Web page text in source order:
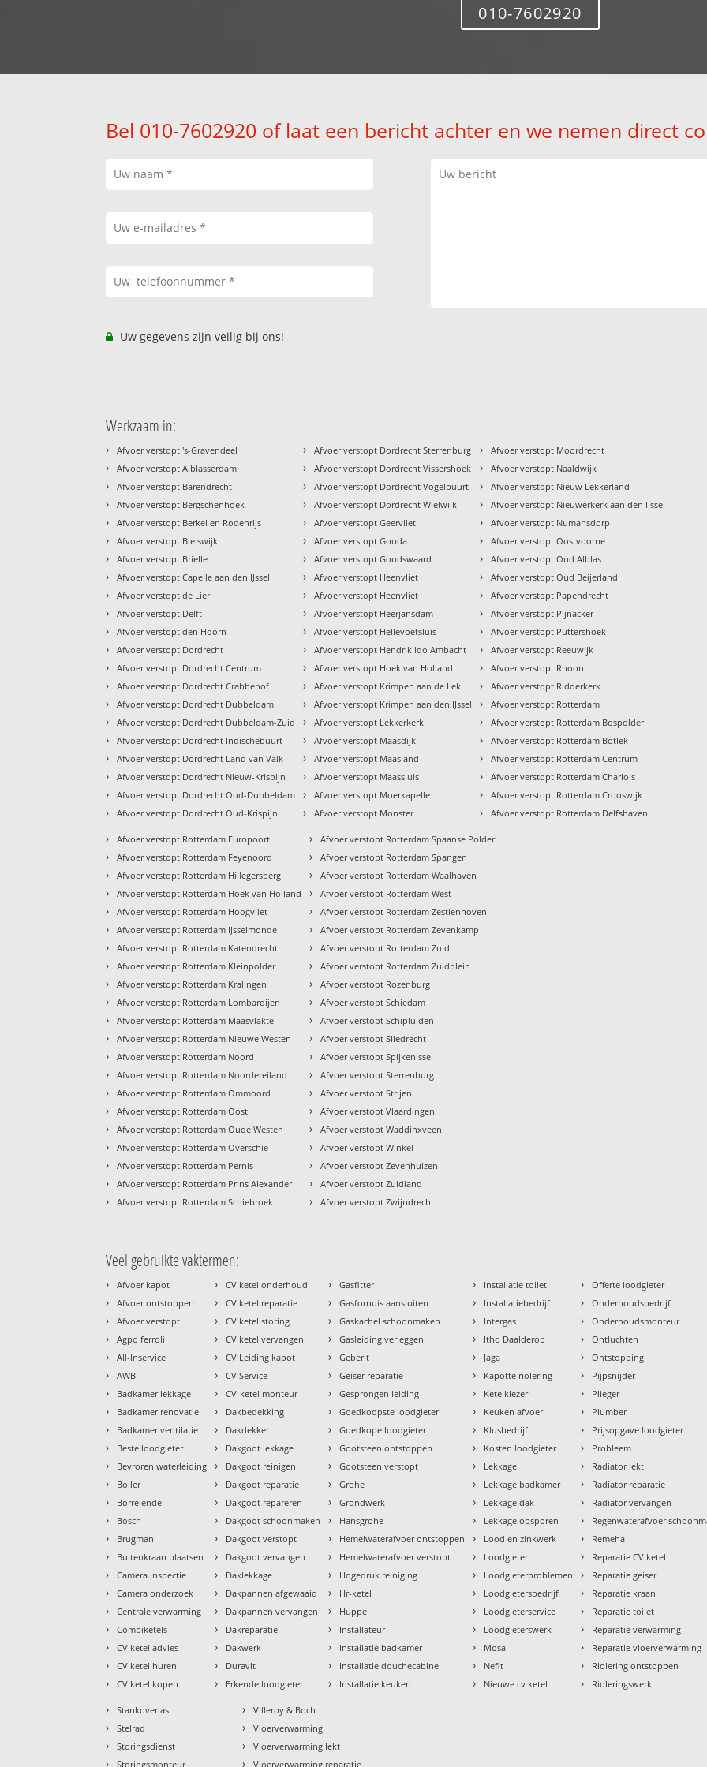
010-7602920
Bel 010-7602920 of laat een bericht achter en we nemen direct
Uw gegevens zijn veilig bij ons!
Werkzaam in:
› Afvoer verstopt 's-Gravendeel
› Afvoer verstopt Alblasserdam
› Afvoer verstopt Barendrecht
› Afvoer verstopt Bergschenhoek
› Afvoer verstopt Berkel en Rodenrijs
› Afvoer verstopt Bleiswijk
› Afvoer verstopt Brielle
› Afvoer verstopt Capelle aan den IJssel
› Afvoer verstopt de Lier
› Afvoer verstopt Delft
› Afvoer verstopt den Hoorn
› Afvoer verstopt Dordrecht
› Afvoer verstopt Dordrecht Centrum
› Afvoer verstopt Dordrecht Crabbehof
› Afvoer verstopt Dordrecht Dubbeldam
› Afvoer verstopt Dordrecht Dubbeldam-Zuid
› Afvoer verstopt Dordrecht Indischebuurt
› Afvoer verstopt Dordrecht Land van Valk
› Afvoer verstopt Dordrecht Nieuw-Krispijn
› Afvoer verstopt Dordrecht Oud-Dubbeldam
› Afvoer verstopt Dordrecht Oud-Krispijn
› Afvoer verstopt Dordrecht Sterrenburg
› Afvoer verstopt Dordrecht Vissershoek
› Afvoer verstopt Dordrecht Vogelbuurt
› Afvoer verstopt Dordrecht Wielwijk
› Afvoer verstopt Geervliet
› Afvoer verstopt Gouda
› Afvoer verstopt Goudswaard
› Afvoer verstopt Heenvliet
› Afvoer verstopt Heenvliet
› Afvoer verstopt Heerjansdam
› Afvoer verstopt Hellevoetsluis
› Afvoer verstopt Hendrik ido Ambacht
› Afvoer verstopt Hoek van Holland
› Afvoer verstopt Krimpen aan de Lek
› Afvoer verstopt Krimpen aan den IJssel
› Afvoer verstopt Lekkerkerk
› Afvoer verstopt Maasdijk
› Afvoer verstopt Maasland
› Afvoer verstopt Maassluis
› Afvoer verstopt Moerkapelle
› Afvoer verstopt Monster
› Afvoer verstopt Moordrecht
› Afvoer verstopt Naaldwijk
› Afvoer verstopt Nieuw Lekkerland
› Afvoer verstopt Nieuwerkerk aan den Ijssel
› Afvoer verstopt Numansdorp
› Afvoer verstopt Oostvoorne
› Afvoer verstopt Oud Alblas
› Afvoer verstopt Oud Beijerland
› Afvoer verstopt Papendrecht
› Afvoer verstopt Pijnacker
› Afvoer verstopt Puttershoek
› Afvoer verstopt Reeuwijk
› Afvoer verstopt Rhoon
› Afvoer verstopt Ridderkerk
› Afvoer verstopt Rotterdam
› Afvoer verstopt Rotterdam Bospolder
› Afvoer verstopt Rotterdam Botlek
› Afvoer verstopt Rotterdam Centrum
› Afvoer verstopt Rotterdam Charlois
› Afvoer verstopt Rotterdam Crooswijk
› Afvoer verstopt Rotterdam Delfshaven
› Afvoer verstopt Rotterdam Europoort
› Afvoer verstopt Rotterdam Feyenoord
› Afvoer verstopt Rotterdam Hillegersberg
› Afvoer verstopt Rotterdam Hoek van Holland
› Afvoer verstopt Rotterdam Hoogvliet
› Afvoer verstopt Rotterdam IJsselmonde
› Afvoer verstopt Rotterdam Katendrecht
› Afvoer verstopt Rotterdam Kleinpolder
› Afvoer verstopt Rotterdam Kralingen
› Afvoer verstopt Rotterdam Lombardijen
› Afvoer verstopt Rotterdam Maasvlakte
› Afvoer verstopt Rotterdam Nieuwe Westen
› Afvoer verstopt Rotterdam Noord
› Afvoer verstopt Rotterdam Noordereiland
› Afvoer verstopt Rotterdam Ommoord
› Afvoer verstopt Rotterdam Oost
› Afvoer verstopt Rotterdam Oude Westen
› Afvoer verstopt Rotterdam Overschie
› Afvoer verstopt Rotterdam Pernis
› Afvoer verstopt Rotterdam Prins Alexander
› Afvoer verstopt Rotterdam Schiebroek
› Afvoer verstopt Rotterdam Spaanse Polder
› Afvoer verstopt Rotterdam Spangen
› Afvoer verstopt Rotterdam Waalhaven
› Afvoer verstopt Rotterdam West
› Afvoer verstopt Rotterdam Zestienhoven
› Afvoer verstopt Rotterdam Zevenkamp
› Afvoer verstopt Rotterdam Zuid
› Afvoer verstopt Rotterdam Zuidplein
› Afvoer verstopt Rozenburg
› Afvoer verstopt Schiedam
› Afvoer verstopt Schipluiden
› Afvoer verstopt Sliedrecht
› Afvoer verstopt Spijkenisse
› Afvoer verstopt Sterrenburg
› Afvoer verstopt Strijen
› Afvoer verstopt Vlaardingen
› Afvoer verstopt Waddinxveen
› Afvoer verstopt Winkel
› Afvoer verstopt Zevenhuizen
› Afvoer verstopt Zuidland
› Afvoer verstopt Zwijndrecht
Veel gebruikte vaktermen:
› Afvoer kapot
› Afvoer ontstoppen
› Afvoer verstopt
› Agpo ferroli
› All-Inservice
› AWB
› Badkamer lekkage
› Badkamer renovatie
› Badkamer ventilatie
› Beste loodgieter
› Bevroren waterleiding
› Boiler
› Borrelende
› Bosch
› Brugman
› Buitenkraan plaatsen
› Camera inspectie
› Camera onderzoek
› Centrale verwarming
› Combiketels
› CV ketel advies
› CV ketel huren
› CV ketel kopen
› CV ketel onderhoud
› CV ketel reparatie
› CV ketel storing
› CV ketel vervangen
› CV Leiding kapot
› CV Service
› CV-ketel monteur
› Dakbedekking
› Dakdekker
› Dakgoot lekkage
› Dakgoot reinigen
› Dakgoot reparatie
› Dakgoot repareren
› Dakgoot schoonmaken
› Dakgoot verstopt
› Dakgoot vervangen
› Daklekkage
› Dakpannen afgewaaid
› Dakpannen vervangen
› Dakreparatie
› Dakwerk
› Duravit
› Erkende loodgieter
› Gasfitter
› Gasfornuis aansluiten
› Gaskachel schoonmaken
› Gasleiding verleggen
› Geberit
› Geiser reparatie
› Gesprongen leiding
› Goedkoopste loodgieter
› Goedkope loodgieter
› Gootsteen ontstoppen
› Gootsteen verstopt
› Grohe
› Grondwerk
› Hansgrohe
› Hemelwaterafvoer ontstoppen
› Hemelwaterafvoer verstopt
› Hogedruk reiniging
› Hr-ketel
› Huppe
› Installateur
› Installatie badkamer
› Installatie douchecabine
› Installatie keuken
› Installatie toilet
› Installatiebedrijf
› Intergas
› Itho Daalderop
› Jaga
› Kapotte riolering
› Ketelkiezer
› Keuken afvoer
› Klusbedrijf
› Kosten loodgieter
› Lekkage
› Lekkage badkamer
› Lekkage dak
› Lekkage opsporen
› Lood en zinkwerk
› Loodgieter
› Loodgieterproblemen
› Loodgietersbedrijf
› Loodgieterservice
› Loodgieterswerk
› Mosa
› Nefit
› Nieuwe cv ketel
› Offerte loodgieter
› Onderhoudsbedrijf
› Onderhoudsmonteur
› Ontluchten
› Ontstopping
› Pijpsnijder
› Plieger
› Plumber
› Prijsopgave loodgieter
› Probleem
› Radiator lekt
› Radiator reparatie
› Radiator vervangen
› Regenwaterafvoer
› Remeha
› Reparatie CV ketel
› Reparatie geiser
› Reparatie kraan
› Reparatie toilet
› Reparatie verwarming
› Reparatie vloerverwarming
› Riolering ontstoppen
› Rioleringswerk
› Stankoverlast
› Stelrad
› Storingsdienst
› Storingsmonteur
› Villeroy & Boch
› Vloerverwarming
› Vloerverwarming lekt
› Vloerverwarming reparatie